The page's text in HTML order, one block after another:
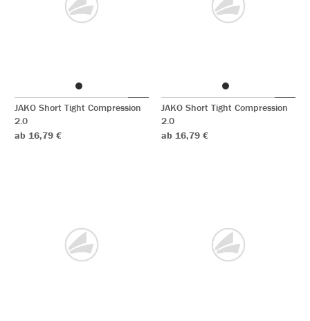
JAKO Short Tight Compression
2.0
ab 16,79 €
JAKO Short Tight Compression
2.0
ab 16,79 €